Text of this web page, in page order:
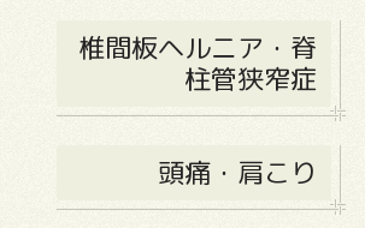
椎間板ヘルニア・脊
柱管狭窄症
頭痛・肩こり